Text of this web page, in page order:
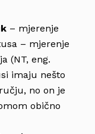
– mjerenje
– mjerenje
(NT, eng.
imaju nešto
no on je
obično